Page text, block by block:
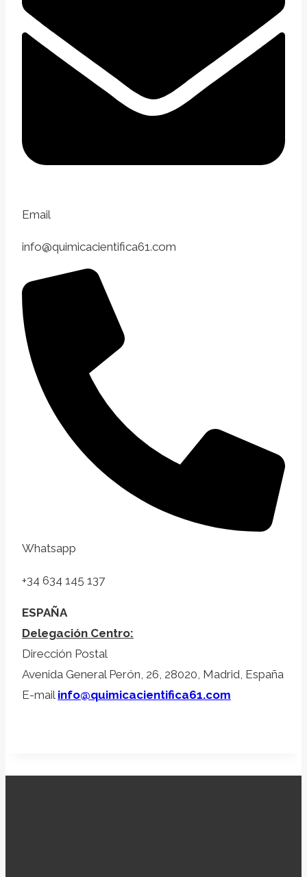
Email
info@quimicacientifica61.com
Whatsapp
+34 634 145 137
ESPAÑA
Delegación Centro:
Dirección Postal
Avenida General Perón, 26, 28020, Madrid, España
E-mail info@quimicacientifica61.com